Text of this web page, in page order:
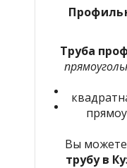
Труба
Вы можете
трубу в